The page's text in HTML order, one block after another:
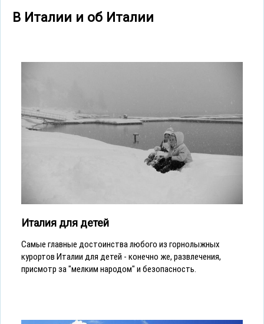
В Италии и об Италии
Италия для детей
Cамые главные достоинства любого из горнолыжных
курортов Италии для детей - конечно же, развлечения,
присмотр за "мелким народом" и безопасность.